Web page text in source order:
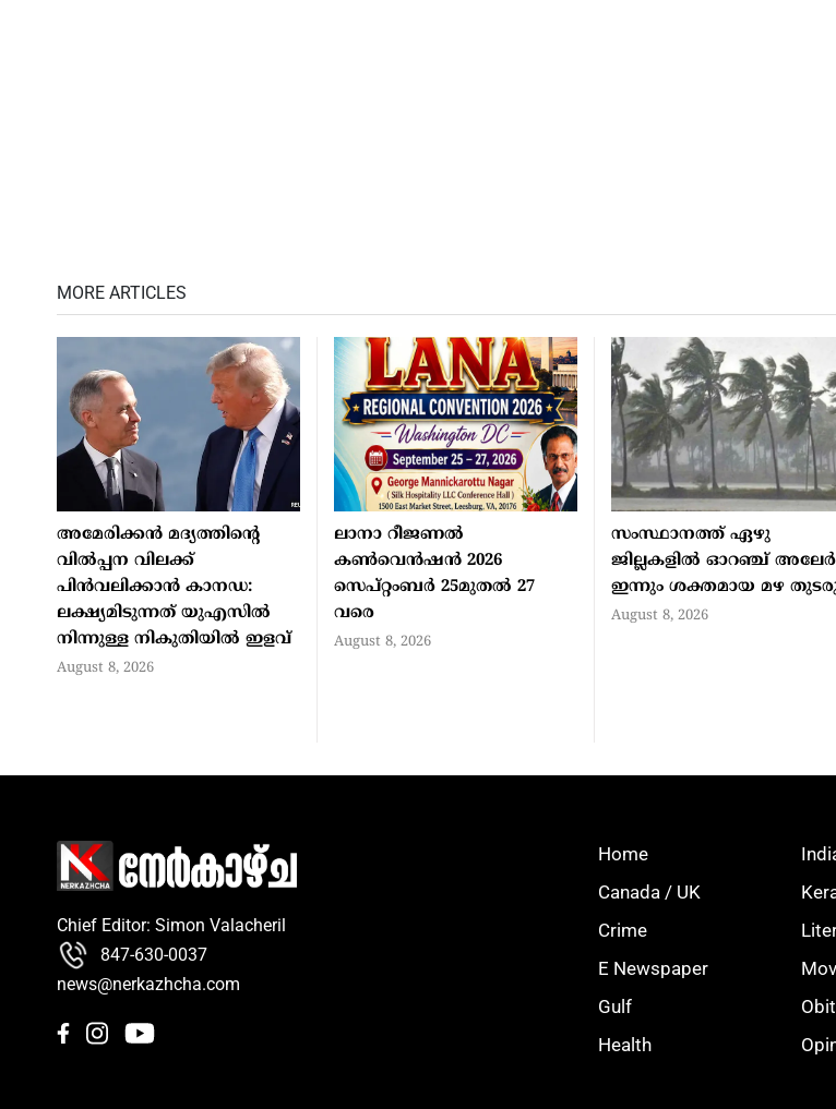
MORE ARTICLES
അമേരിക്കന്‍ മദ്യത്തിന്റെ
വില്‍പ്പന വിലക്ക്
പിന്‍വലിക്കാന്‍ കാനഡ:
ലക്ഷ്യമിടുന്നത് യുഎസില്‍
നിന്നുള്ള നികുതിയില്‍ ഇളവ്
August 8, 2026
ലാനാ റീജണല്‍
കണ്‍വെന്‍ഷന്‍ 2026
സെപ്റ്റംബര്‍ 25മുതല്‍ 27
വരെ
August 8, 2026
സംസ്ഥാനത്ത് ഏഴു
ജില്ലകളില്‍ ഓറഞ്ച്
ഇന്നും ശക്തമായ മഴ
August 8, 2026
Chief Editor: Simon Valacheril
847-630-0037
news@nerkazhcha.com
Home
Canada / UK
Crime
E Newspaper
Gulf
Health